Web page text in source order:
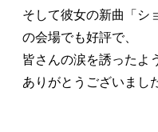
そして彼女の新曲「シ
の会場でも好評で、
皆さんの涙を誘ったよ
ありがとうございまし